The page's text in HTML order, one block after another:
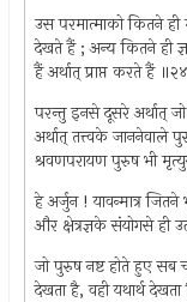
उस परमात्माको कितने ही
देखते हैं ; अन्य कितने ही
हैं अर्थात् प्राप्त करते हैं
परन्तु इनसे दूसरे अर्थात्
अर्थात् तत्त्वके
श्रवणपरायण पुरुष भी
हे अर्जुन ! यावन्मात्र
और क्षेत्रज्ञके संयोगसे ही
जो पुरुष नष्ट होते हुए सब
देखता है, वही यथार्थ